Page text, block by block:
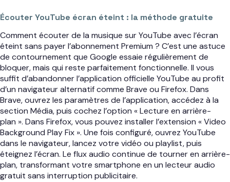
Écouter YouTube écran éteint : la méthode gratuite
Comment écouter de la musique sur YouTube avec l’écran
éteint sans payer l’abonnement Premium ? C’est une astuce
de contournement que Google essaie régulièrement de
bloquer, mais qui reste parfaitement fonctionnelle. Il vous
suffit d’abandonner l’application officielle YouTube au profit
d’un navigateur alternatif comme Brave ou Firefox. Dans
Brave, ouvrez les paramètres de l’application, accédez à la
section Média, puis cochez l’option « Lecture en arrière-
plan ». Dans Firefox, vous pouvez installer l’extension « Video
Background Play Fix ». Une fois configuré, ouvrez YouTube
dans le navigateur, lancez votre vidéo ou playlist, puis
éteignez l’écran. Le flux audio continue de tourner en arrière-
plan, transformant votre smartphone en un lecteur audio
gratuit sans interruption publicitaire.